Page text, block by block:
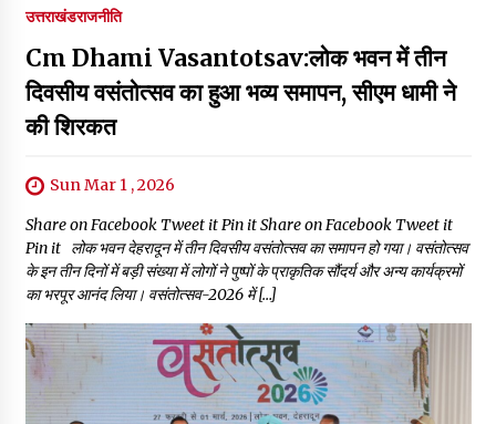
उत्तराखंडराजनीति
Cm Dhami Vasantotsav:लोक भवन में तीन
दिवसीय वसंतोत्सव का हुआ भव्य समापन, सीएम धामी ने
की शिरकत
Sun Mar 1 , 2026
Share on Facebook Tweet it Pin it Share on Facebook Tweet it
Pin it लोक भवन देहरादून में तीन दिवसीय वसंतोत्सव का समापन हो गया। वसंतोत्सव
के इन तीन दिनों में बड़ी संख्या में लोगों ने पुष्पों के प्राकृतिक सौंदर्य और अन्य कार्यक्रमों
का भरपूर आनंद लिया। वसंतोत्सव-2026 में […]